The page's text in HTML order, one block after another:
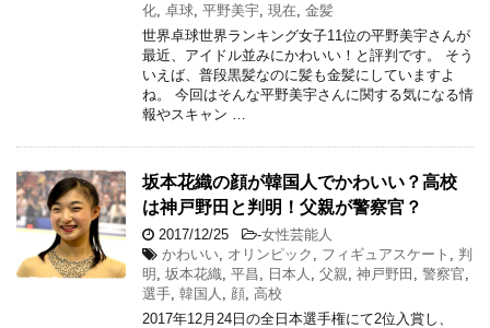
化 卓球 平野美宇 現在 金髪
世界卓球世界ランキング女子11位の平野美宇さんが
最近、アイドル並みにかわいい！と評判です。 そう
いえば、普段黒髪なのに髪も金髪にしていますよ
ね。 今回はそんな平野美宇さんに関する気になる情
報やスキャン …
坂本花織の顔が韓国人でかわいい？高校
は神戸野田と判明！父親が警察官？
2017/12/25 -女性芸能人
かわいい オリンピック フィギュアスケート
判
明 坂本花織 平昌 日本人 父親 神戸野田 警察官
選手 韓国人 顔 高校
2017年12月24日の全日本選手権にて2位入賞し、